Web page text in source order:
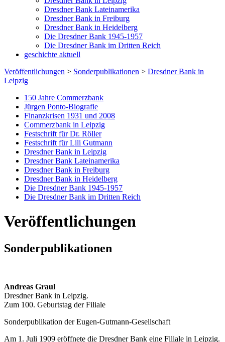
Dresdner Bank Lateinamerika
Dresdner Bank in Freiburg
Dresdner Bank in Heidelberg
Die Dresdner Bank 1945-1957
Die Dresdner Bank im Dritten Reich
geschichte aktuell
Veröffentlichungen > Sonderpublikationen > Dresdner Bank in
Leipzig
150 Jahre Commerzbank
Jürgen Ponto-Biografie
Finanzkrisen 1931 und 2008
Commerzbank in Leipzig
Festschrift für Dr. Röller
Festschrift für Lili Gutmann
Dresdner Bank in Leipzig
Dresdner Bank Lateinamerika
Dresdner Bank in Freiburg
Dresdner Bank in Heidelberg
Die Dresdner Bank 1945-1957
Die Dresdner Bank im Dritten Reich
Veröffentlichungen
Sonderpublikationen
Andreas Graul
Dresdner Bank in Leipzig.
Zum 100. Geburtstag der Filiale
Sonderpublikation der Eugen-Gutmann-Gesellschaft
Am 1. Juli 1909 eröffnete die Dresdner Bank eine Filiale in Leipzig.